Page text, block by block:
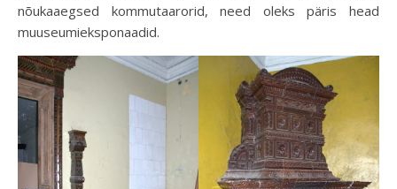
nõukaaegsed kommutaarorid, need oleks päris head
muuseumieksponaadid.